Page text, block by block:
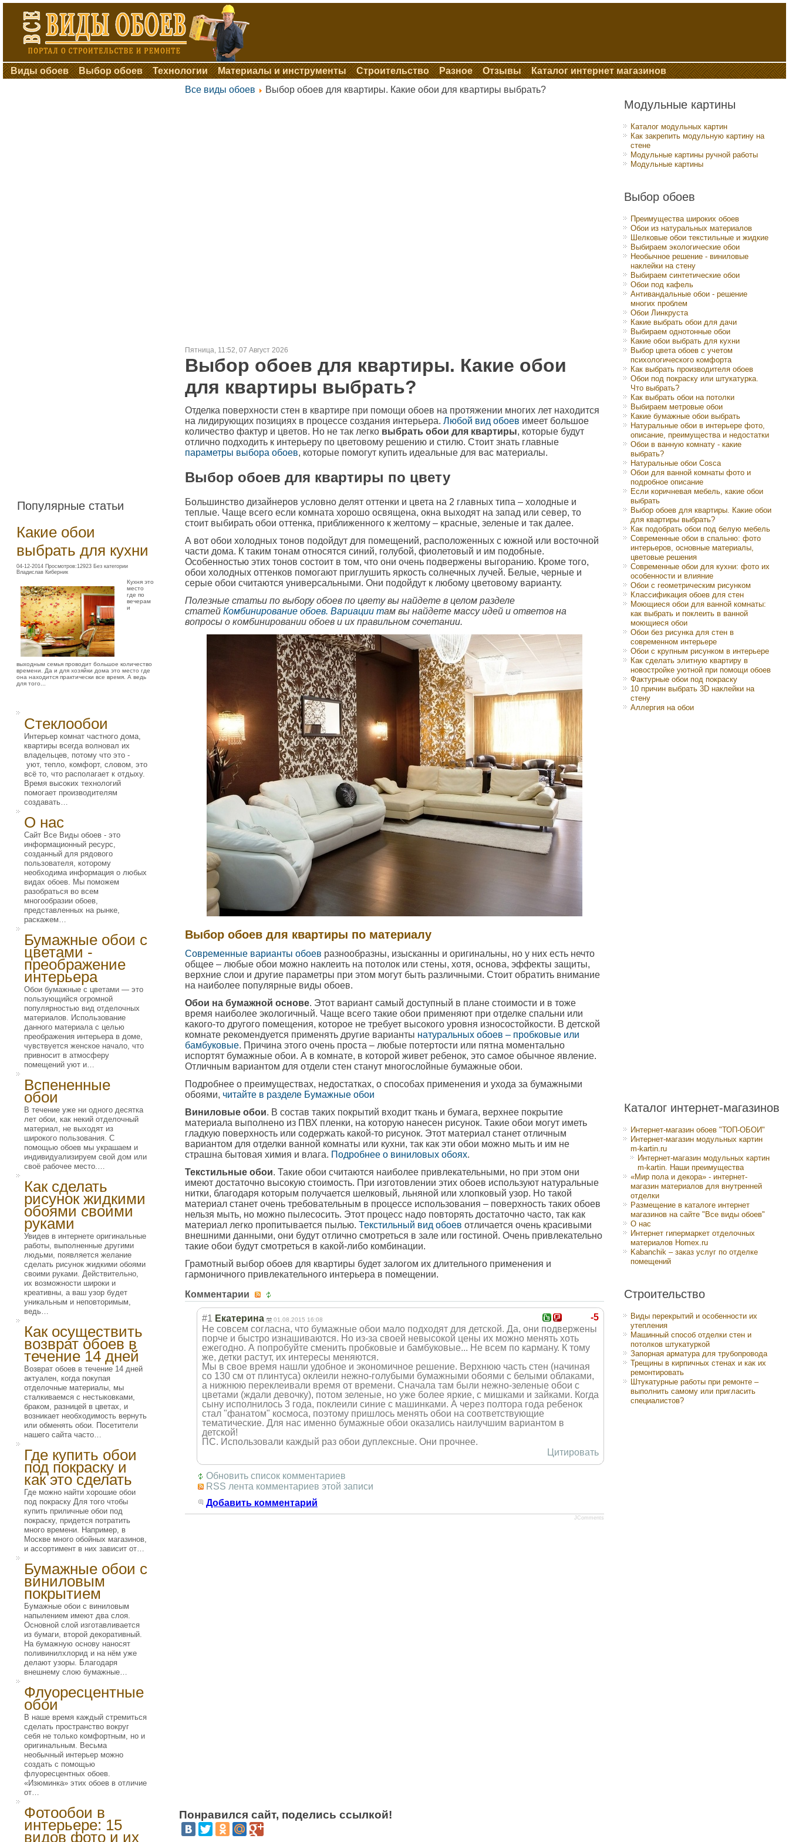
Виды обоев Выбор обоев Технологии Материалы и инструменты Строительство Разное Отзывы Каталог интернет магазинов
Популярные статьи
Какие обои
выбрать для кухни
04-12-2014 Просмотров:12923 Без категории
Владислав Киберник
Кухня это
место
где по
вечерам
и
выходным семья проводит большое количество
времени. Да и для хозяйки дома это место где
она находится практически все время. А ведь
для того...
Стеклообои
Интерьер комнат частного дома,
квартиры всегда волновал их
владельцев, потому что это -
уют, тепло, комфорт, словом, это
всё то, что располагает к отдыху.
Время высоких технологий
помогает производителям
создавать…
О нас
Сайт Все Виды обоев - это
информационный ресурс,
созданный для рядового
пользователя, которому
необходима информация о любых
видах обоев. Мы поможем
разобраться во всем
многообразии обоев,
представленных на рынке,
раскажем…
Бумажные обои с
цветами -
преображение
интерьера
Обои бумажные с цветами — это
пользующийся огромной
популярностью вид отделочных
материалов. Использование
данного материала с целью
преображения интерьера в доме,
чувствуется женское начало, что
привносит в атмосферу
помещений уют и…
Вспененные
обои
В течение уже ни одного десятка
лет обои, как некий отделочный
материал, не выходят из
широкого пользования. С
помощью обоев мы украшаем и
индивидуализируем свой дом или
своё рабочее место.…
Как сделать
рисунок жидкими
обоями своими
руками
Увидев в интернете оригинальные
работы, выполненные другими
людьми, появляется желание
сделать рисунок жидкими обоями
своими руками. Действительно,
их возможности широки и
креативны, а ваш узор будет
уникальным и неповторимым,
ведь…
Как осуществить
возврат обоев в
течение 14 дней
Возврат обоев в течение 14 дней
актуален, когда покупая
отделочные материалы, мы
сталкиваемся с нестыковками,
браком, разницей в цветах, и
возникает необходимость вернуть
или обменять обои. Посетители
нашего сайта часто…
Где купить обои
под покраску и
как это сделать
Где можно найти хорошие обои
под покраску Для того чтобы
купить приличные обои под
покраску, придется потратить
много времени. Например, в
Москве много обойных магазинов,
и ассортимент в них зависит от…
Бумажные обои с
виниловым
покрытием
Бумажные обои с виниловым
напылением имеют два слоя.
Основной слой изготавливается
из бумаги, второй декоративный.
На бумажную основу наносят
поливинилхлорид и на нём уже
делают узоры. Благодаря
внешнему слою бумажные…
Флуоресцентные
обои
В наше время каждый стремиться
сделать пространство вокруг
себя не только комфортным, но и
оригинальным. Весьма
необычный интерьер можно
создать с помощью
флуоресцентных обоев.
«Изюминка» этих обоев в отличие
от…
Фотообои в
интерьере: 15
видов фото и их
Все виды обоев Выбор обоев для квартиры. Какие обои для квартиры выбрать?
Пятница, 11:52, 07 Август 2026
Выбор обоев для квартиры. Какие обои
для квартиры выбрать?
Отделка поверхности стен в квартире при помощи обоев на протяжении многих лет находится
на лидирующих позициях в процессе создания интерьера. Любой вид обоев имеет большое
количество фактур и цветов. Но не так легко выбрать обои для квартиры, которые будут
отлично подходить к интерьеру по цветовому решению и стилю. Стоит знать главные
параметры выбора обоев, которые помогут купить идеальные для вас материалы.
Выбор обоев для квартиры по цвету
Большинство дизайнеров условно делят оттенки и цвета на 2 главных типа – холодные и
теплые. Чаще всего если комната хорошо освящена, окна выходят на запад или север, то
стоит выбирать обои оттенка, приближенного к желтому – красные, зеленые и так далее.
А вот обои холодных тонов подойдут для помещений, расположенных с южной или восточной
части дома. К таким тонам относятся синий, голубой, фиолетовый и им подобные.
Особенностью этих тонов состоит в том, что они очень подвержены выгоранию. Кроме того,
обои холодных оттенков помогают приглушить яркость солнечных лучей. Белые, черные и
серые обои считаются универсальными. Они подойдут к любому цветовому варианту.
Полезные статьи по выбору обоев по цвету вы найдете в целом разделе
статей Комбинирование обоев. Вариации там вы найдете массу идей и ответов на
вопросы о комбинировании обоев и их правильном сочетании.
Выбор обоев для квартиры по материалу
Современные варианты обоев разнообразны, изысканны и оригинальны, но у них есть нечто
общее – любые обои можно наклеить на потолок или стены, хотя, основа, эффекты защиты,
верхние слои и другие параметры при этом могут быть различными. Стоит обратить внимание
на наиболее популярные виды обоев.
Обои на бумажной основе. Этот вариант самый доступный в плане стоимости и в тоже
время наиболее экологичный. Чаще всего такие обои применяют при отделке спальни или
какого-то другого помещения, которое не требует высокого уровня износостойкости. В детской
комнате рекомендуется применять другие варианты натуральных обоев – пробковые или
бамбуковые. Причина этого очень проста – любые потертости или пятна моментально
испортят бумажные обои. А в комнате, в которой живет ребенок, это самое обычное явление.
Отличным вариантом для отдели стен станут многослойные бумажные обои.
Подробнее о преимуществах, недостатках, о способах применения и ухода за бумажными
обоями, читайте в разделе Бумажные обои
Виниловые обои. В состав таких покрытий входит ткань и бумага, верхнее покрытие
материала выполнено из ПВХ пленки, на которую нанесен рисунок. Такие обои могут иметь
гладкую поверхность или содержать какой-то рисунок. Этот материал станет отличным
вариантом для отделки ванной комнаты или кухни, так как эти обои можно мыть и им не
страшна бытовая химия и влага. Подробнее о виниловых обоях.
Текстильные обои. Такие обои считаются наиболее привлекательными, но при этом они
имеют достаточно высокую стоимость. При изготовлении этих обоев используют натуральные
нитки, благодаря которым получается шелковый, льняной или хлопковый узор. Но такой
материал станет очень требовательным в процессе использования – поверхность таких обоев
нельзя мыть, но можно пылесосить. Этот процесс надо повторять достаточно часто, так как
материал легко пропитывается пылью. Текстильный вид обоев отличается очень красивыми
внешними данными, они будут отлично смотреться в зале или гостиной. Очень привлекательно
такие обои будут смотреться в какой-либо комбинации.
Грамотный выбор обоев для квартиры будет залогом их длительного применения и
гармоничного привлекательного интерьера в помещении.
Комментарии
-5
#1 Екатерина 01.08.2015 16:08
Не совсем согласна, что бумажные обои мало подходят для детской. Да, они подвержены
порче и быстро изнашиваются. Но из-за своей невысокой цены их можно менять хоть
ежегодно. А попробуйте сменить пробковые и бамбуковые... Не всем по карману. К тому
же, детки растут, их интересы меняются.
Мы в свое время нашли удобное и экономичное решение. Верхнюю часть стен (начиная
со 130 см от плинтуса) оклеили нежно-голубыми бумажными обоями с белыми облаками,
а нижнюю переклеивали время от времени. Сначала там были нежно-зеленые обои с
цветами (ждали девочку), потом зеленые, но уже более яркие, с мишками и зайками. Когда
сыну исполнилось 3 года, поклеили синие с машинками. А через полтора года ребенок
стал "фанатом" космоса, поэтому пришлось менять обои на соответствующие
тематические. Для нас именно бумажные обои оказались наилучшим вариантом в
детской!
ПС. Использовали каждый раз обои дуплексные. Они прочнее.
Цитировать
Обновить список комментариев
RSS лента комментариев этой записи
Добавить комментарий
JComments
Понравился сайт, поделись ссылкой!
Модульные картины
Каталог модульных картин
Как закрепить модульную картину на
стене
Модульные картины ручной работы
Модульные картины
Выбор обоев
Преимущества широких обоев
Обои из натуральных материалов
Шелковые обои текстильные и жидкие
Выбираем экологические обои
Необычное решение - виниловые
наклейки на стену
Выбираем синтетические обои
Обои под кафель
Антивандальные обои - решение
многих проблем
Обои Линкруста
Какие выбрать обои для дачи
Выбираем однотонные обои
Какие обои выбрать для кухни
Выбор цвета обоев с учетом
психологического комфорта
Как выбрать производителя обоев
Обои под покраску или штукатурка.
Что выбрать?
Как выбрать обои на потолки
Выбираем метровые обои
Какие бумажные обои выбрать
Натуральные обои в интерьере фото,
описание, преимущества и недостатки
Обои в ванную комнату - какие
выбрать?
Натуральные обои Cosca
Обои для ванной комнаты фото и
подробное описание
Если коричневая мебель, какие обои
выбрать
Выбор обоев для квартиры. Какие обои
для квартиры выбрать?
Как подобрать обои под белую мебель
Современные обои в спальню: фото
интерьеров, основные материалы,
цветовые решения
Современные обои для кухни: фото их
особенности и влияние
Обои с геометрическим рисунком
Классификация обоев для стен
Моющиеся обои для ванной комнаты:
как выбрать и поклеить в ванной
моющиеся обои
Обои без рисунка для стен в
современном интерьере
Обои с крупным рисунком в интерьере
Как сделать элитную квартиру в
новостройке уютной при помощи обоев
Фактурные обои под покраску
10 причин выбрать 3D наклейки на
стену
Аллергия на обои
Каталог интернет-магазинов
Интернет-магазин обоев "ТОП-ОБОИ"
Интернет-магазин модульных картин
m-kartin.ru
Интернет-магазин модульных картин
m-kartin. Наши преимущества
«Мир пола и декора» - интернет-
магазин материалов для внутренней
отделки
Размещение в каталоге интернет
магазинов на сайте "Все виды обоев"
О нас
Интернет гипермаркет отделочных
материалов Homex.ru
Kabanchik – заказ услуг по отделке
помещений
Строительство
Виды перекрытий и особенности их
утепления
Машинный способ отделки стен и
потолков штукатуркой
Запорная арматура для трубопровода
Трещины в кирпичных стенах и как их
ремонтировать
Штукатурные работы при ремонте –
выполнить самому или пригласить
специалистов?